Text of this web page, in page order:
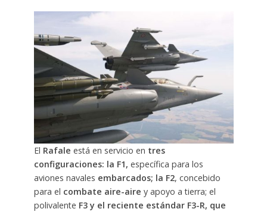
El Rafale está en servicio en tres
configuraciones: la F1, específica para los
aviones navales embarcados; la F2, concebido
para el combate aire-aire y apoyo a tierra; el
polivalente F3 y el reciente estándar F3-R, que